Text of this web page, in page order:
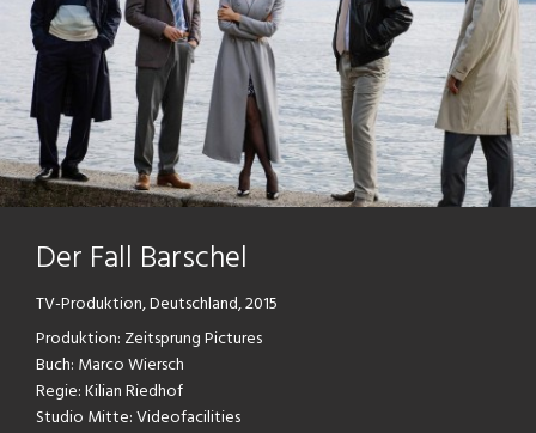
Der Fall Barschel
TV-Produktion, Deutschland, 2015
Produktion: Zeitsprung Pictures
Buch: Marco Wiersch
Regie: Kilian Riedhof
Studio Mitte: Videofacilities